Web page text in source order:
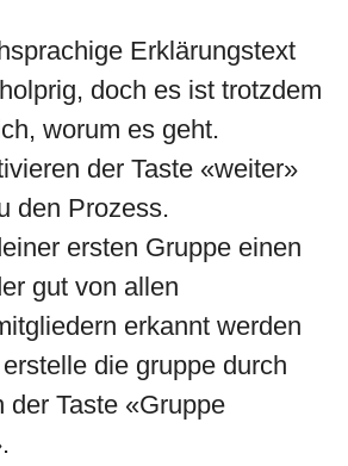
Erklärungstext
doch es ist trotzdem
worum es geht.
der Taste «weiter»
den Prozess.
ersten Gruppe einen
gut von allen
erkannt werden
die gruppe durch
der Taste «Gruppe